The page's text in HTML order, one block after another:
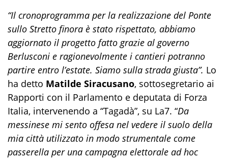
“Il cronoprogramma per la realizzazione del Ponte
sullo Stretto finora è stato rispettato, abbiamo
aggiornato il progetto fatto grazie al governo
Berlusconi e ragionevolmente i cantieri potranno
partire entro l’estate. Siamo sulla strada giusta”. Lo
ha detto Matilde Siracusano, sottosegretario ai
Rapporti con il Parlamento e deputata di Forza
Italia, intervenendo a “Tagadà”, su La7. “Da
messinese mi sento offesa nel vedere il suolo della
mia città utilizzato in modo strumentale come
passerella per una campagna elettorale ad hoc